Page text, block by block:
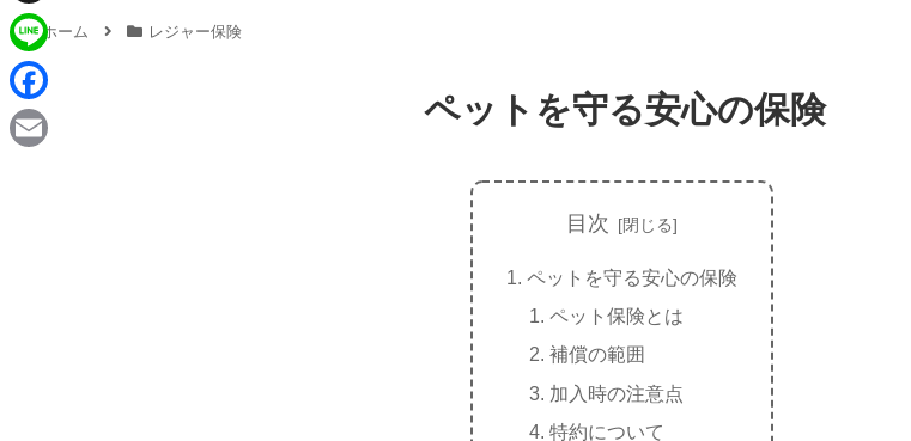
ホーム レジャー保険
ペットを守る安心の保険
目次
ペットを守る安心の保険
ペット保険とは
補償の範囲
加入時の注意点
特約について
e
d
d
i
X
L
n
F